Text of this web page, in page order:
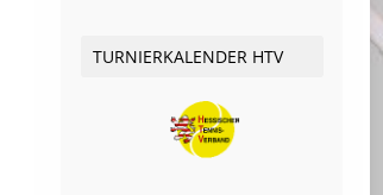
TURNIERKALENDER HTV